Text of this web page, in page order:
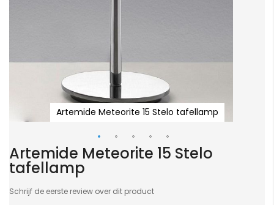
Artemide Meteorite 15 Stelo tafellamp
Ga
naar
begin
Artemide Meteorite 15 Stelo
tafellamp
Schrijf de eerste review over dit product